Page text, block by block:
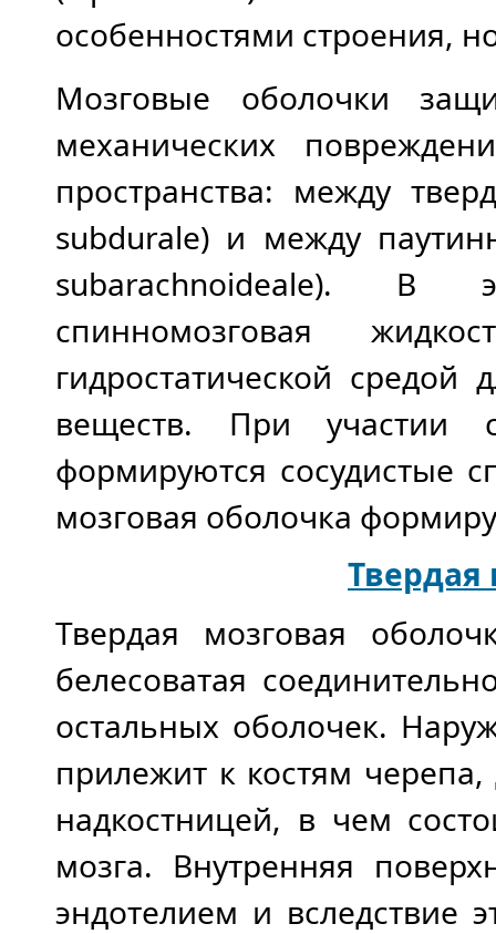
особенностями строения,
Мозговые оболочки
механических
пространства: между
subdurale) и между
subarachnoideale). В
спинномозговая
гидростатической
веществ. При участии
формируются сосудистые
мозговая оболочка
Твердая
Твердая мозговая
белесоватая
остальных оболочек.
прилежит к костям
надкостницей, в чем
мозга. Внутренняя
эндотелием и вследствие